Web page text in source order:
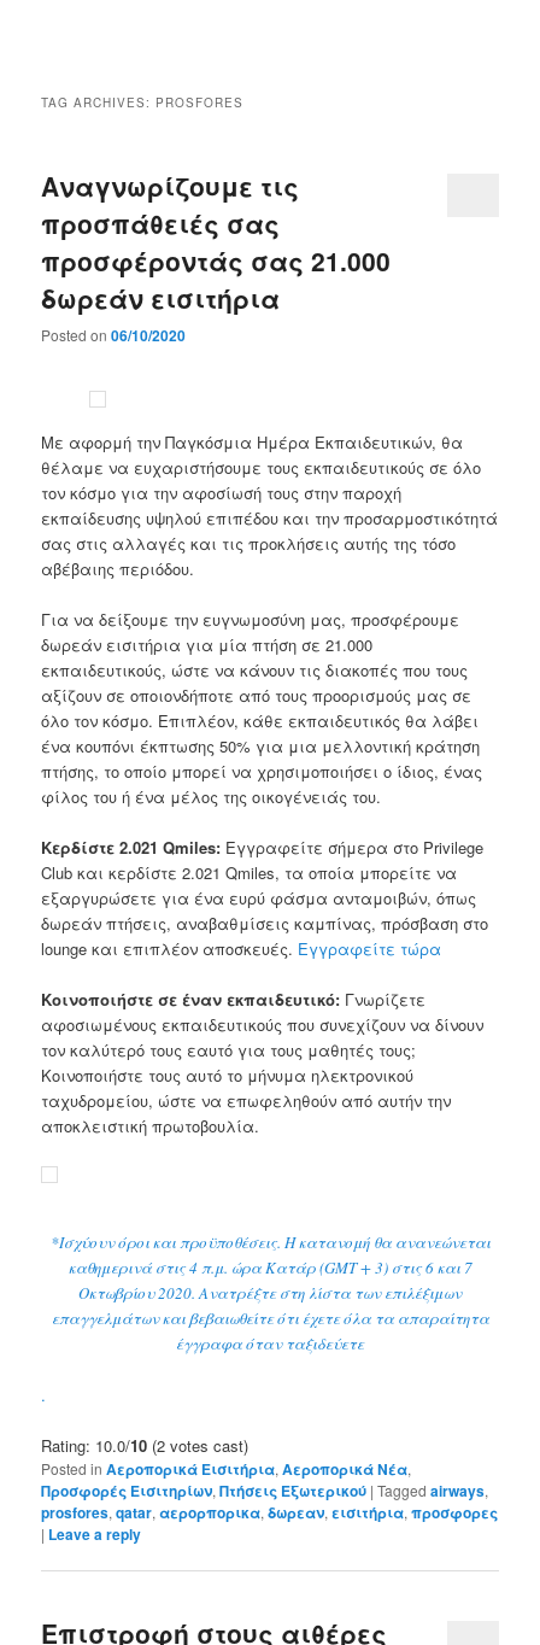
TAG ARCHIVES: PROSFORES
Αναγνωρίζουμε τις
προσπάθειές σας
προσφέροντάς σας 21.000
δωρεάν εισιτήρια
Posted on06/10/2020
Με αφορμή την Παγκόσμια Ημέρα Εκπαιδευτικών, θα
θέλαμε να ευχαριστήσουμε τους εκπαιδευτικούς σε όλο
τον κόσμο για την αφοσίωσή τους στην παροχή
εκπαίδευσης υψηλού επιπέδου και την προσαρμοστικότητά
σας στις αλλαγές και τις προκλήσεις αυτής της τόσο
αβέβαιης περιόδου.
Για να δείξουμε την ευγνωμοσύνη μας, προσφέρουμε
δωρεάν εισιτήρια για μία πτήση σε 21.000
εκπαιδευτικούς, ώστε να κάνουν τις διακοπές που τους
αξίζουν σε οποιονδήποτε από τους προορισμούς μας σε
όλο τον κόσμο. Επιπλέον, κάθε εκπαιδευτικός θα λάβει
ένα κουπόνι έκπτωσης 50% για μια μελλοντική κράτηση
πτήσης, το οποίο μπορεί να χρησιμοποιήσει ο ίδιος, ένας
φίλος του ή ένα μέλος της οικογένειάς του.
Κερδίστε 2.021 Qmiles: Εγγραφείτε σήμερα στο Privilege
Club και κερδίστε 2.021 Qmiles, τα οποία μπορείτε να
εξαργυρώσετε για ένα ευρύ φάσμα ανταμοιβών, όπως
δωρεάν πτήσεις, αναβαθμίσεις καμπίνας, πρόσβαση στο
lounge και επιπλέον αποσκευές. Εγγραφείτε τώρα
Κοινοποιήστε σε έναν εκπαιδευτικό: Γνωρίζετε
αφοσιωμένους εκπαιδευτικούς που συνεχίζουν να δίνουν
τον καλύτερό τους εαυτό για τους μαθητές τους;
Κοινοποιήστε τους αυτό το μήνυμα ηλεκτρονικού
ταχυδρομείου, ώστε να επωφεληθούν από αυτήν την
αποκλειστική πρωτοβουλία.
*Ισχύουν όροι και προϋποθέσεις. Η κατανομή θα ανανεώνεται
καθημερινά στις 4 π.μ. ώρα Κατάρ (GMT + 3) στις 6 και 7
Οκτωβρίου 2020. Ανατρέξτε στη λίστα των επιλέξιμων
επαγγελμάτων και βεβαιωθείτε ότι έχετε όλα τα απαραίτητα
έγγραφα όταν ταξιδεύετε
.
Rating: 10.0/10 (2 votes cast)
Posted in Αεροπορικά Εισιτήρια,Αεροπορικά Νέα,
Προσφορές Εισιτηρίων,Πτήσεις Εξωτερικού |Tagged airways,
prosfores,qatar,αερορπορικα,δωρεαν,εισιτήρια,προσφορες
| Leave a reply
Επιστροφή στους αιθέρες